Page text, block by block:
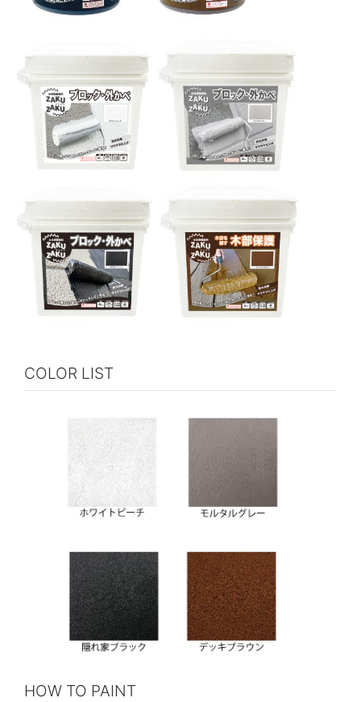
COLOR LIST
HOW TO PAINT